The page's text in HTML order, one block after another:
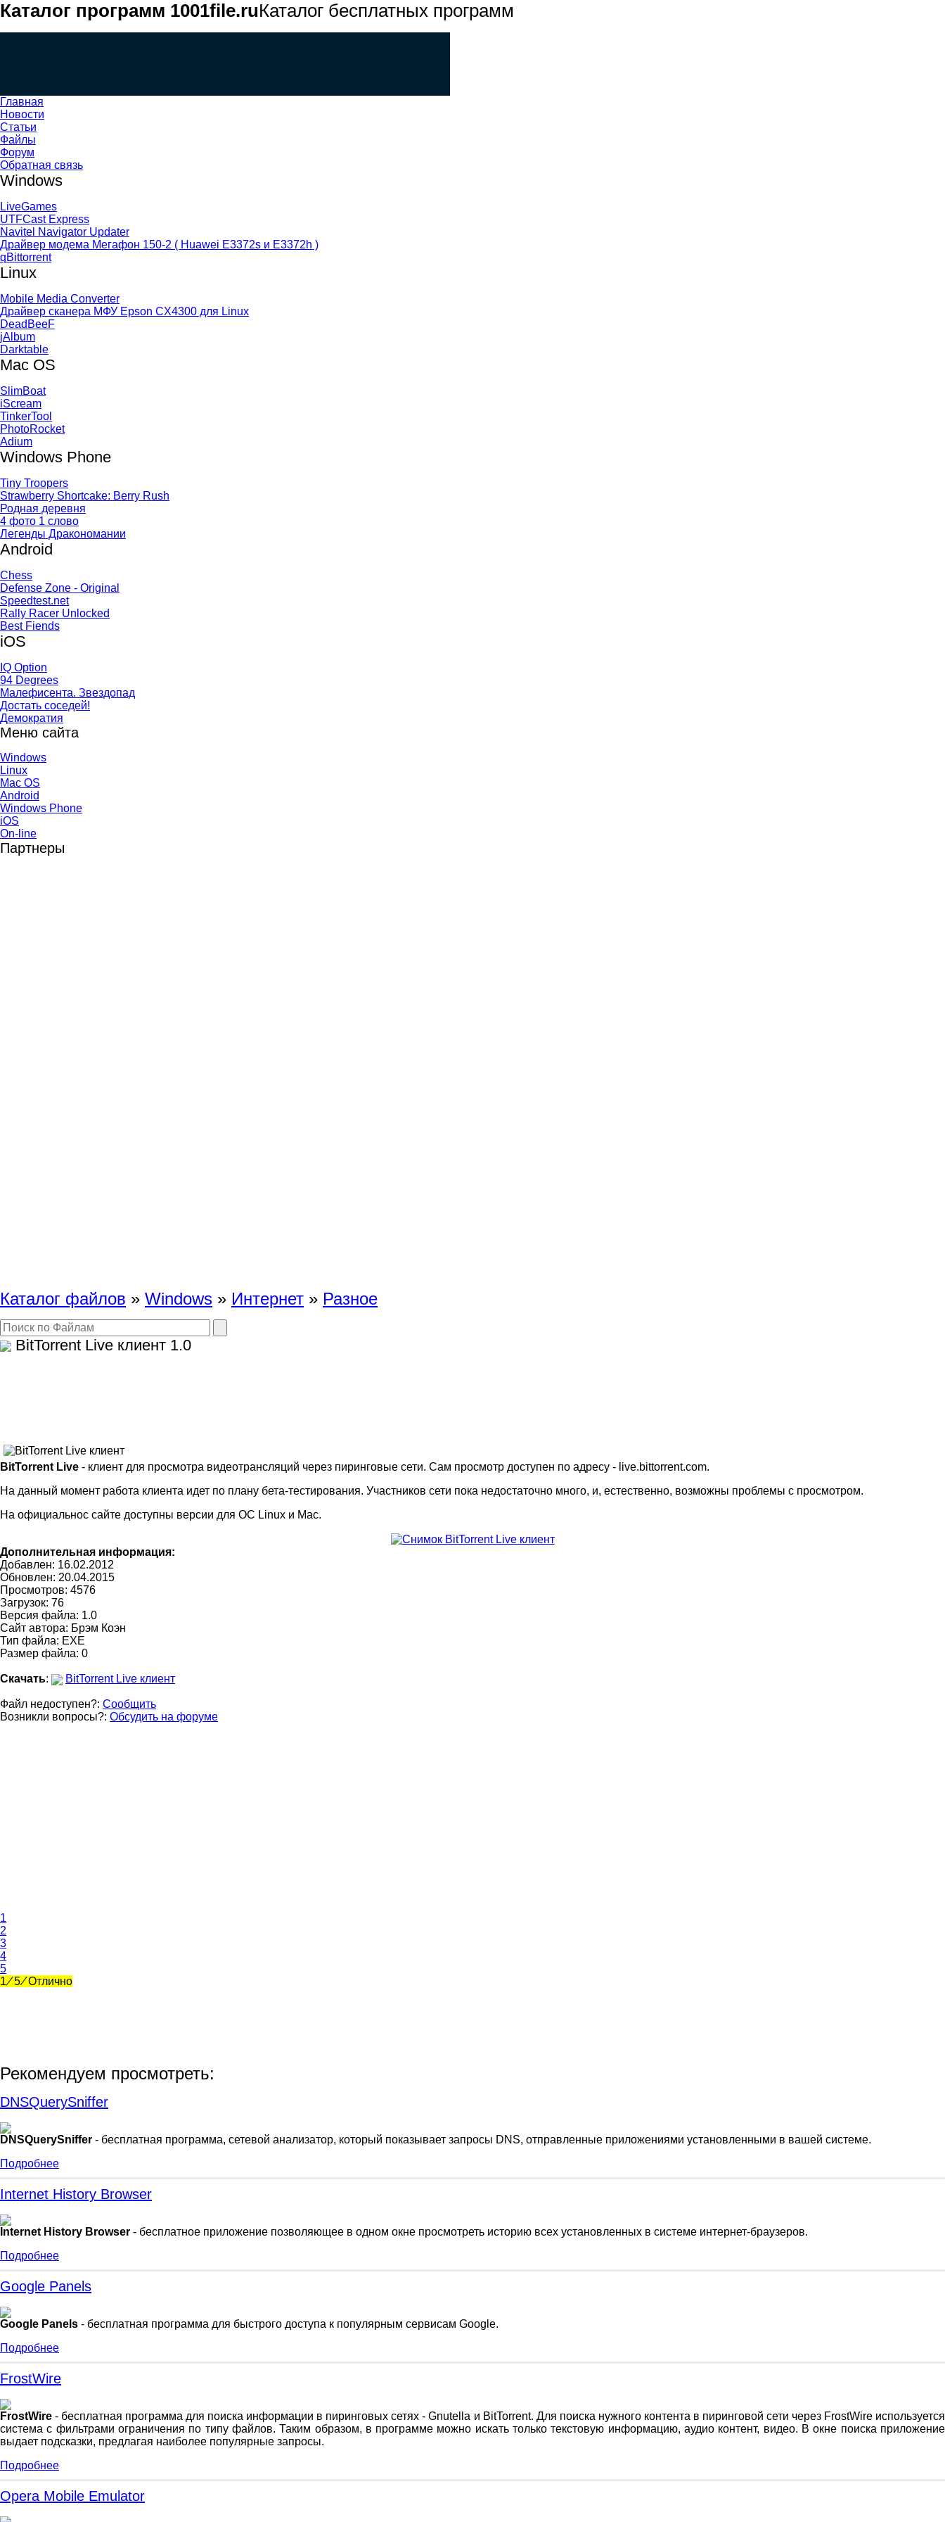
Каталог программ 1001file.ruКаталог бесплатных программ
Главная
Новости
Статьи
Файлы
Форум
Обратная связь
Windows
LiveGames
UTFCast Express
Navitel Navigator Updater
Драйвер модема Мегафон 150-2 ( Huawei E3372s и E3372h )
qBittorrent
Linux
Mobile Media Converter
Драйвер сканера МФУ Epson CX4300 для Linux
DeadBeeF
jAlbum
Darktable
Mac OS
SlimBoat
iScream
TinkerTool
PhotoRocket
Adium
Windows Phone
Tiny Troopers
Strawberry Shortcake: Berry Rush
Родная деревня
4 фото 1 слово
Легенды Дракономании
Android
Chess
Defense Zone - Original
Speedtest.net
Rally Racer Unlocked
Best Fiends
iOS
IQ Option
94 Degrees
Малефисента. Звездопад
Достать соседей!
Демократия
Меню сайта
Windows
Linux
Mac OS
Android
Windows Phone
iOS
On-line
Партнеры
Каталог файлов » Windows » Интернет » Разное
BitTorrent Live клиент 1.0
BitTorrent Live - клиент для просмотра видеотрансляций через пиринговые сети. Сам просмотр доступен по адресу - live.bittorrent.com.
На данный момент работа клиента идет по плану бета-тестирования. Участников сети пока недостаточно много, и, естественно, возможны проблемы с просмотром.
На официальнос сайте доступны версии для ОС Linux и Mac.
Дополнительная информация:
Добавлен: 16.02.2012
Обновлен: 20.04.2015
Просмотров: 4576
Загрузок: 76
Версия файла: 1.0
Сайт автора: Брэм Коэн
Тип файла: EXE
Размер файла: 0
Скачать: BitTorrent Live клиент
Файл недоступен?: Сообщить
Возникли вопросы?: Обсудить на форуме
1
2
3
4
5
1⁄5⁄Отлично
Рекомендуем просмотреть:
DNSQuerySniffer
DNSQuerySniffer - бесплатная программа, сетевой анализатор, который показывает запросы DNS, отправленные приложениями установленными в вашей системе.
Подробнее
Internet History Browser
Internet History Browser - бесплатное приложение позволяющее в одном окне просмотреть историю всех установленных в системе интернет-браузеров.
Подробнее
Google Panels
Google Panels - бесплатная программа для быстрого доступа к популярным сервисам Google.
Подробнее
FrostWire
FrostWire - бесплатная программа для поиска информации в пиринговых сетях - Gnutella и BitTorrent. Для поиска нужного контента в пиринговой сети через FrostWire используется
система с фильтрами ограничения по типу файлов. Таким образом, в программе можно искать только текстовую информацию, аудио контент, видео. В окне поиска приложение
выдает подсказки, предлагая наиболее популярные запросы.
Подробнее
Opera Mobile Emulator